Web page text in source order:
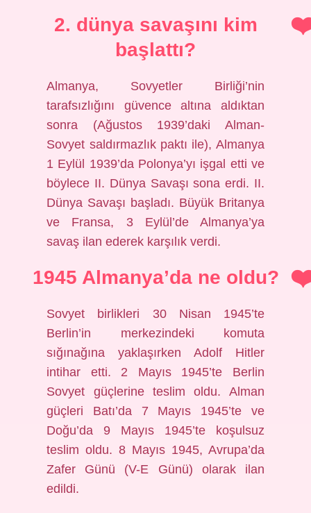
2. dünya savaşını kim
başlattı?
Almanya, Sovyetler Birliği’nin
tarafsızlığını güvence altına aldıktan
sonra (Ağustos 1939’daki Alman-
Sovyet saldırmazlık paktı ile), Almanya
1 Eylül 1939’da Polonya’yı işgal etti ve
böylece II. Dünya Savaşı sona erdi. II.
Dünya Savaşı başladı. Büyük Britanya
ve Fransa, 3 Eylül’de Almanya’ya
savaş ilan ederek karşılık verdi.
1945 Almanya’da ne oldu?
Sovyet birlikleri 30 Nisan 1945’te
Berlin’in merkezindeki komuta
sığınağına yaklaşırken Adolf Hitler
intihar etti. 2 Mayıs 1945’te Berlin
Sovyet güçlerine teslim oldu. Alman
güçleri Batı’da 7 Mayıs 1945’te ve
Doğu’da 9 Mayıs 1945’te koşulsuz
teslim oldu. 8 Mayıs 1945, Avrupa’da
Zafer Günü (V-E Günü) olarak ilan
edildi.